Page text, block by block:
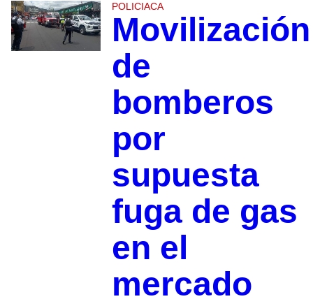
POLICIACA
Movilización
de
bomberos
por
supuesta
fuga de gas
en el
mercado